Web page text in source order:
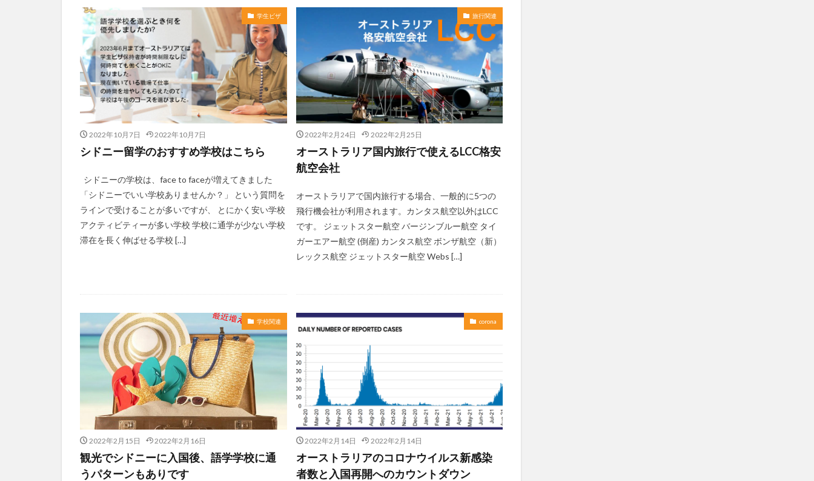
学生ビザ
2022年10月7日 2022年10月7日
シドニー留学のおすすめ学校はこちら
シドニーの学校は、face to faceが増えてきました
「シドニーでいい学校ありませんか？」 という質問を
ラインで受けることが多いですが、 とにかく安い学校
アクティビティーが多い学校 学校に通学が少ない学校
滞在を長く伸ばせる学校 […]
旅行関連
2022年2月24日 2022年2月25日
オーストラリア国内旅行で使えるLCC格安
航空会社
オーストラリアで国内旅行する場合、一般的に5つの
飛行機会社が利用されます。カンタス航空以外はLCC
です。 ジェットスター航空 バージンブルー航空 タイ
ガーエアー航空 (倒産) カンタス航空 ボンザ航空（新）
レックス航空 ジェットスター航空 Webs […]
学校関連
2022年2月15日 2022年2月16日
観光でシドニーに入国後、語学学校に通
うパターンもありです
corona
2022年2月14日 2022年2月14日
オーストラリアのコロナウイルス新感染
者数と入国再開へのカウントダウン